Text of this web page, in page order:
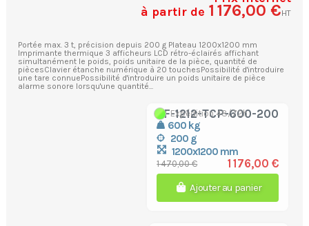
à partir de 1 176,00 €HT
Portée max. 3 t, précision depuis 200 g Plateau 1200x1200 mm
Imprimante thermique 3 afficheurs LCD rétro-éclairés affichant
simultanément le poids, poids unitaire de la pièce, quantité de
piècesClavier étanche numérique à 20 touchesPossibilité d'introduire
une tare connuePossibilité d'introduire un poids unitaire de pièce
alarme sonore lorsqu'une quantité...
TF-1212-TCP-600-200
600 kg
200 g
1200x1200 mm
Expédition 48/72h
1 470,00 € 1 176,00 €
Ajouter au panier